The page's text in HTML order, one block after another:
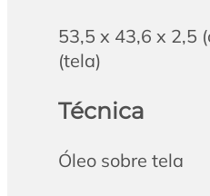
53,5 x 43,6 x 2,5
(tela)
Técnica
Óleo sobre tela